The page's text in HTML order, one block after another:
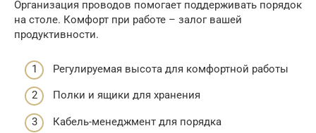
Организация проводов помогает поддерживать порядок
на столе. Комфорт при работе – залог вашей
продуктивности.
Регулируемая высота для комфортной работы
Полки и ящики для хранения
Кабель-менеджмент для порядка